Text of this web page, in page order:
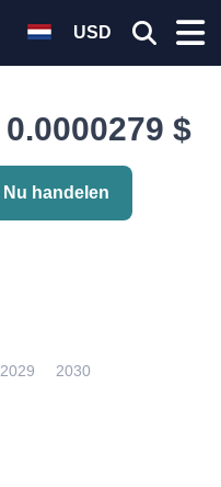
USD
0.0000279 $
Nu handelen
2029 2030